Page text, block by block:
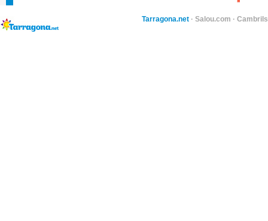
Tarragona.net · Salou.com ·